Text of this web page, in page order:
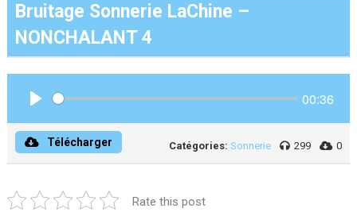
Bruitage Sonnerie LaChine –
NONCHALANT 4
00:36
Télécharger Catégories: Sonnerie 299 0
Rate this post